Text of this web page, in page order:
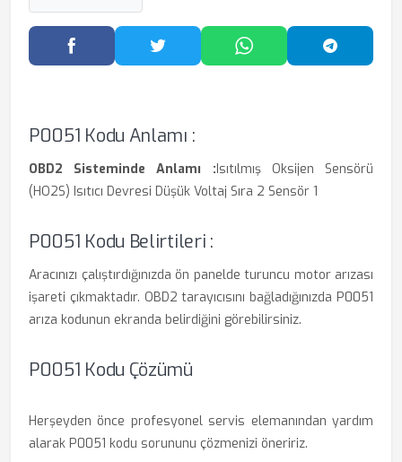
Facebook'ta PaylaşTwitter'da PaylaşWhatsApp'ta Paylaş
P0051 Kodu Anlamı :
OBD2 Sisteminde Anlamı :Isıtılmış Oksijen Sensörü
(HO2S) Isıtıcı Devresi Düşük Voltaj Sıra 2 Sensör 1
P0051 Kodu Belirtileri :
Aracınızı çalıştırdığınızda ön panelde turuncu motor arızası
işareti çıkmaktadır. OBD2 tarayıcısını bağladığınızda P0051
arıza kodunun ekranda belirdiğini görebilirsiniz.
P0051 Kodu Çözümü
Herşeyden önce profesyonel servis elemanından yardım
alarak P0051 kodu sorununu çözmenizi öneririz.